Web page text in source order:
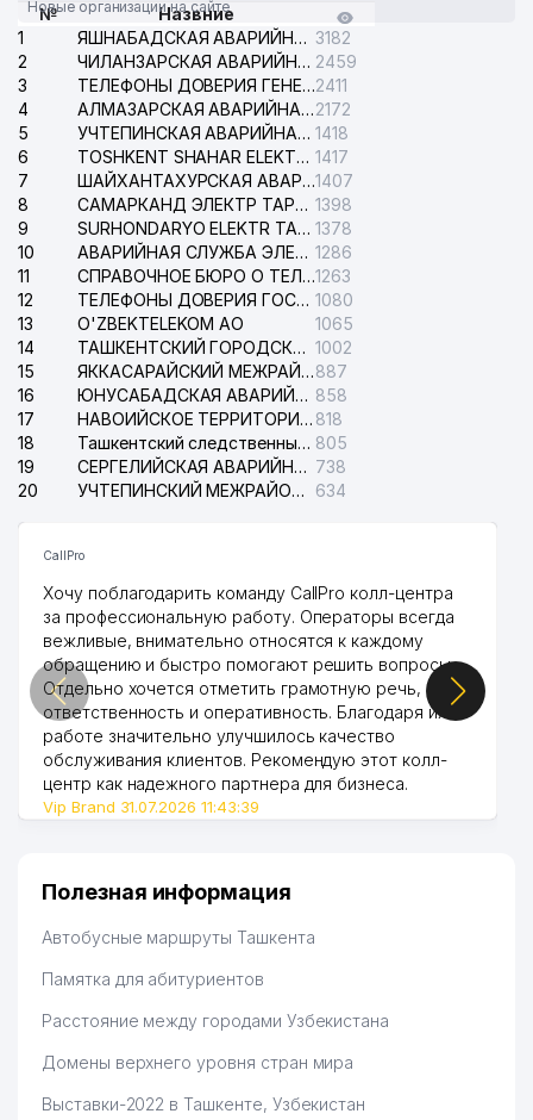
Новые организации на сайте
№
Назвние
1
ЯШНАБАДСКАЯ АВАРИЙНАЯ СЛУЖБА ЭЛЕКТРОСЕТИ 3182
2
ЧИЛАНЗАРСКАЯ АВАРИЙНАЯ СЛУЖБА ЭЛЕКТРОСЕТИ 2459
3
ТЕЛЕФОНЫ ДОВЕРИЯ ГЕНЕРАЛЬНОЙ ПРОКУРАТУРЫ РЕСПУБЛИКИ УЗБЕКИСТАН2411
4
АЛМАЗАРСКАЯ АВАРИЙНАЯ СЛУЖБА ЭЛЕКТРОСЕТИ2172
5
УЧТЕПИНСКАЯ АВАРИЙНАЯ СЛУЖБА ЭЛЕКТРОСЕТИ 1418
6
TOSHKENT SHAHAR ELEKTR TARMOQLARI KORXONASI АО 1417
7
ШАЙХАНТАХУРСКАЯ АВАРИЙНАЯ СЛУЖБА ЭЛЕКТРОСЕТИ1407
8
САМАРКАНД ЭЛЕКТР ТАРМОКЛАРИ АО 1398
9
SURHONDARYO ELEKTR TARMOKLARI АО 1378
10
АВАРИЙНАЯ СЛУЖБА ЭЛЕКТРОСЕТИ ТАШКЕНТСКОГО РАЙОНА 1286
11
СПРАВОЧНОЕ БЮРО О ТЕЛЕФОНАХ ОРГАНИЗАЦИЙ г. ТАШКЕНТА1263
12
ТЕЛЕФОНЫ ДОВЕРИЯ ГОСУДАРСТВЕННОГО ЦЕНТРА ТЕСТИРОВАНИЯ 1080
13
O'ZBEKTELEKOM АО
1065
14
ТАШКЕНТСКИЙ ГОРОДСКОЙ СУД ПО ГРАЖДАНСКИМ ДЕЛАМ 1002
15
ЯККАСАРАЙСКИЙ МЕЖРАЙОННЫЙ СУД ПО ГРАЖДАНСКИМ ДЕЛАМ887
16
ЮНУСАБАДСКАЯ АВАРИЙНАЯ СЛУЖБА ЭЛЕКТРОСЕТИ 858
17
НАВОИЙСКОЕ ТЕРРИТОРИАЛЬНОЕ ПРЕДПРИЯТИЕ ЭЛЕКТРОСЕТИ АО 818
18
Ташкентский следственный изолятор 805
19
СЕРГЕЛИЙСКАЯ АВАРИЙНАЯ СЛУЖБА ЭЛЕКТРОСЕТИ 738
20
УЧТЕПИНСКИЙ МЕЖРАЙОННЫЙ СУД ПО ГРАЖДАНСКИМ ДЕЛАМ 634
CallPro
Хочу поблагодарить команду CallPro колл-центра
за профессиональную работу. Операторы всегда
вежливые, внимательно относятся к каждому
обращению и быстро помогают решить вопросы.
Отдельно хочется отметить грамотную речь,
ответственность и оперативность. Благодаря их
работе значительно улучшилось качество
обслуживания клиентов. Рекомендую этот колл-
центр как надежного партнера для бизнеса.
Vip Brand 31.07.2026 11:43:39
Полезная информация
Автобусные маршруты Ташкента
Памятка для абитуриентов
Расстояние между городами Узбекистана
Домены верхнего уровня стран мира
Выставки-2022 в Ташкенте, Узбекистан